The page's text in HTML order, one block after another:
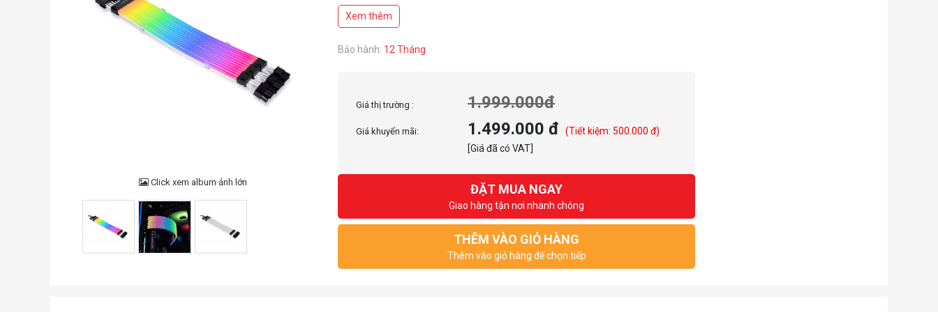
Click xem album ảnh lớn
Sử dụng phần mềm L-Connect 3 để cá nhân hóa hiệu ứng ánh sáng
Xem thêm
Bảo hành: 12 Tháng
Giá thị trường : 1.999.000đ
Giá khuyến mãi: 1.499.000 đ
(Tiết kiệm: 500.000 đ)
[Giá đã có VAT]
ĐẶT MUA NGAY
Giao hàng tận nơi nhanh chóng
THÊM VÀO GIỎ HÀNG
Thêm vào giỏ hàng để chọn tiếp